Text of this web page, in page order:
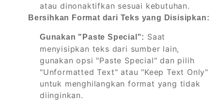
atau dinonaktifkan sesuai kebutuhan.
Bersihkan Format dari Teks yang Disisipkan:
Gunakan "Paste Special": Saat
menyisipkan teks dari sumber lain,
gunakan opsi "Paste Special" dan pilih
"Unformatted Text" atau "Keep Text Only"
untuk menghilangkan format yang tidak
diinginkan.